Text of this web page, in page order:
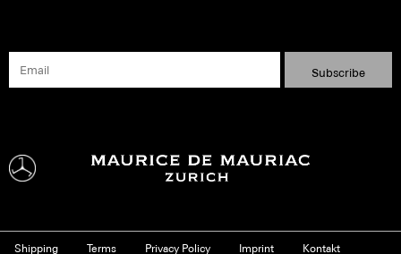
Shipping Terms Privacy Policy Imprint Kontakt